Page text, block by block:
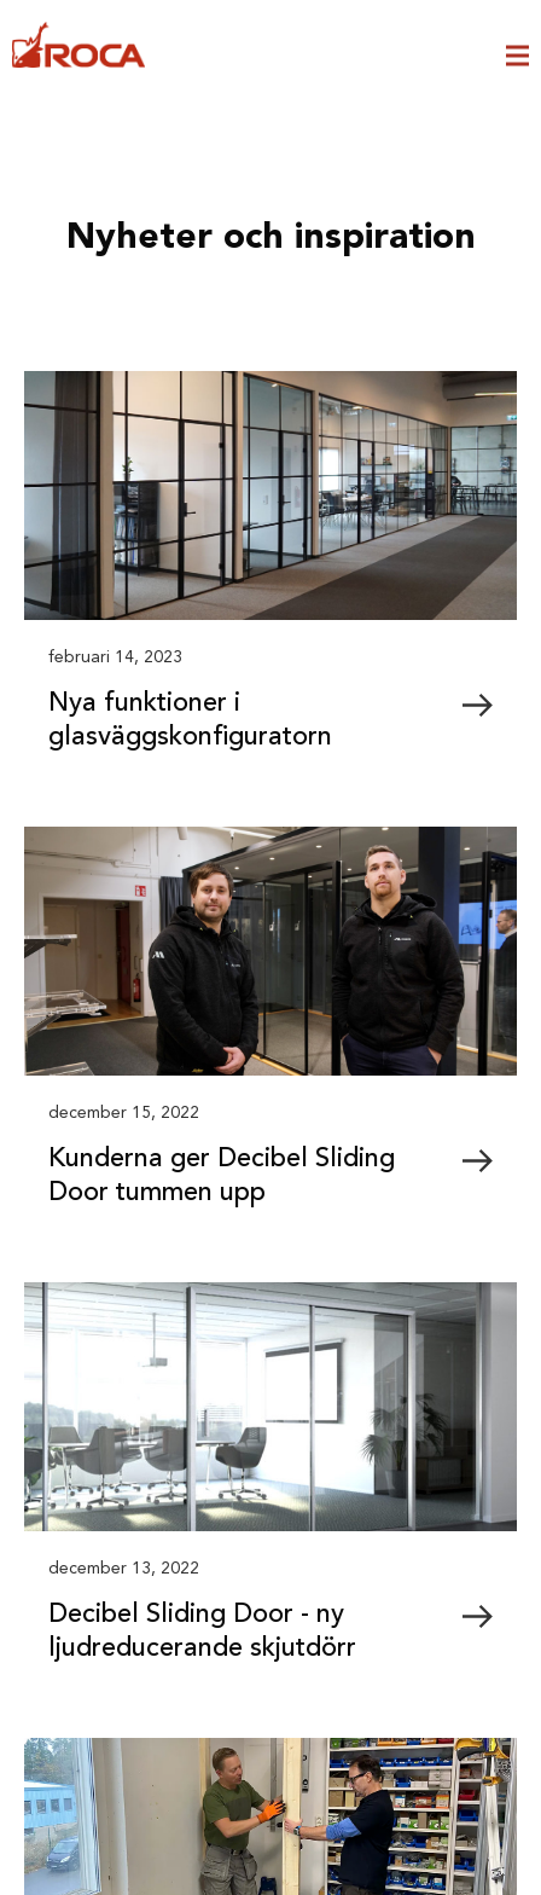
Nyheter och inspiration
februari 14, 2023
Nya funktioner i
glasväggskonfiguratorn
december 15, 2022
Kunderna ger Decibel Sliding
Door tummen upp
december 13, 2022
Decibel Sliding Door - ny
ljudreducerande skjutdörr